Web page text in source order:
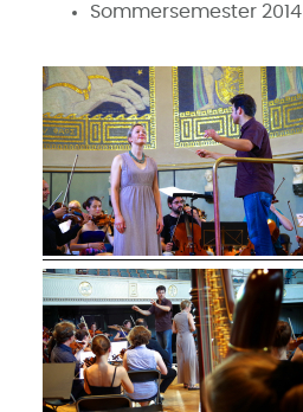
Sommersemester 2014